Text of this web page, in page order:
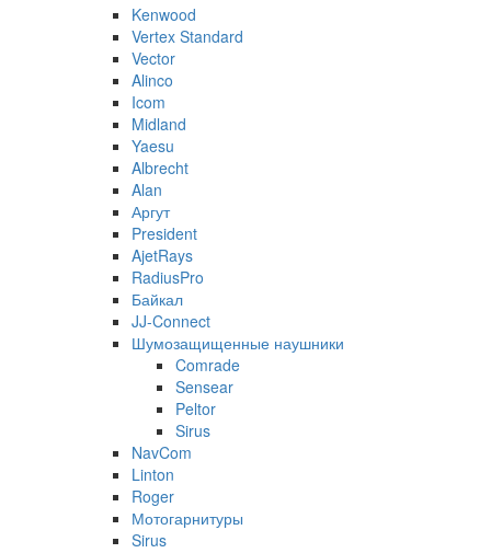
Kenwood
Vertex Standard
Vector
Alinco
Icom
Midland
Yaesu
Albrecht
Alan
Аргут
President
AjetRays
RadiusPro
Байкал
JJ-Connect
Шумозащищенные наушники
Comrade
Sensear
Peltor
Sirus
NavCom
Linton
Roger
Мотогарнитуры
Sirus